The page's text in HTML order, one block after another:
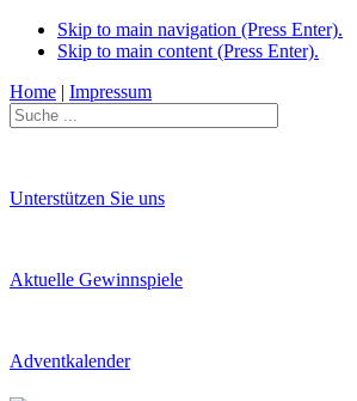
Skip to main navigation (Press Enter).
Skip to main content (Press Enter).
Home | Impressum
Unterstützen Sie uns
Aktuelle Gewinnspiele
Adventkalender